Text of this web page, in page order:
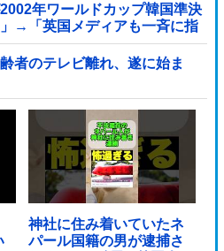
年ワールドカップ韓国準決
→「英国メディアも一斉に指
者のテレビ離れ、遂に始ま
神社に住み着いていたネ
パール国籍の男が逮捕さ